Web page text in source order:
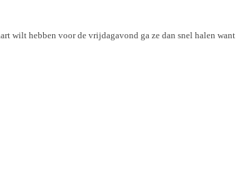
wilt hebben voor de vrijdagavond ga ze dan snel halen want